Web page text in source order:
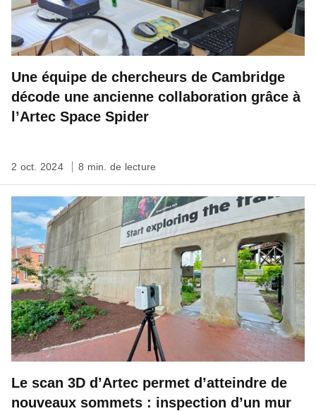
Une équipe de chercheurs de Cambridge
décode une ancienne collaboration grâce à
l’Artec Space Spider
2 oct. 2024 8 min. de lecture
Le scan 3D d’Artec permet d’atteindre de
nouveaux sommets : inspection d’un mur